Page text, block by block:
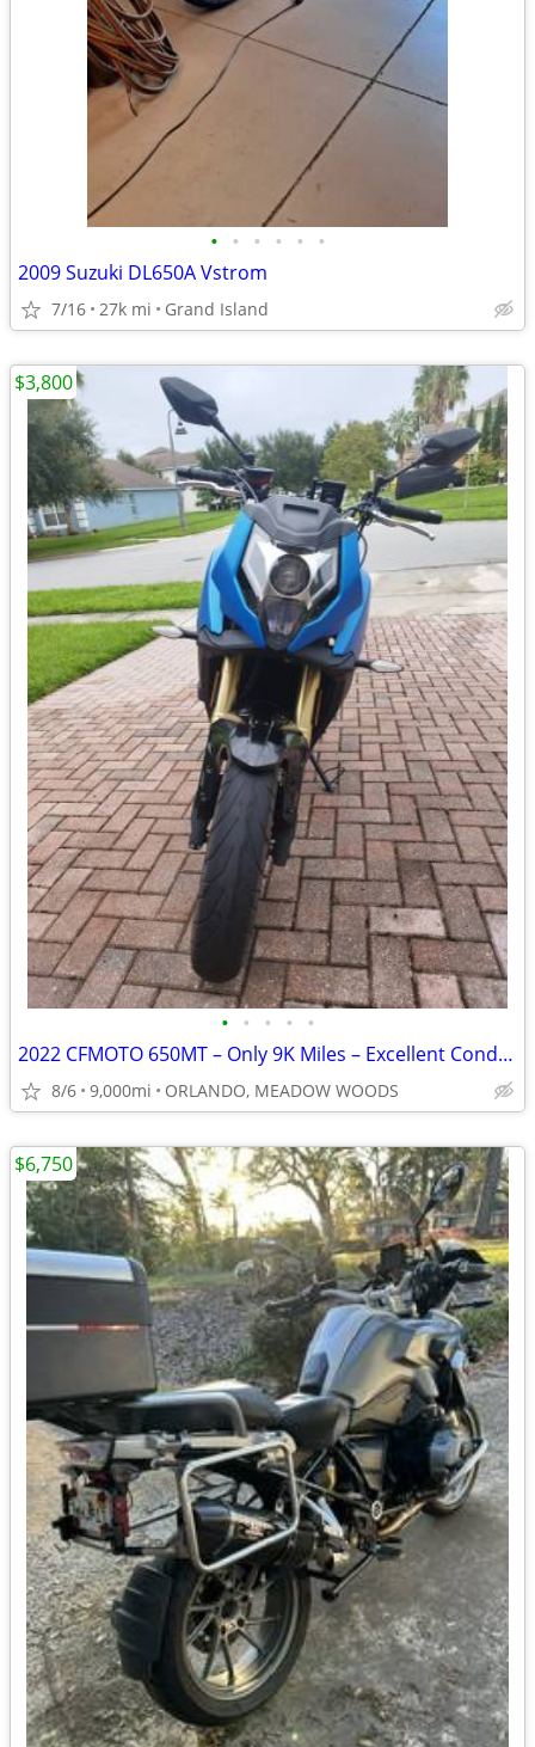
• • • • • •
2009 Suzuki DL650A Vstrom
7/16 27k mi Grand Island
• • • • •
2022 CFMOTO 650MT – Only 9K Miles – Excellent Condition – Clean Title
8/6 9,000mi ORLANDO, MEADOW WOODS
$3,800
$6,750